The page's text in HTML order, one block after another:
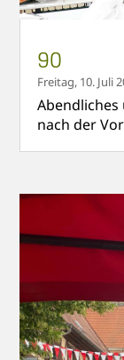
90
Freitag, 10. Juli
Abendliches
nach der